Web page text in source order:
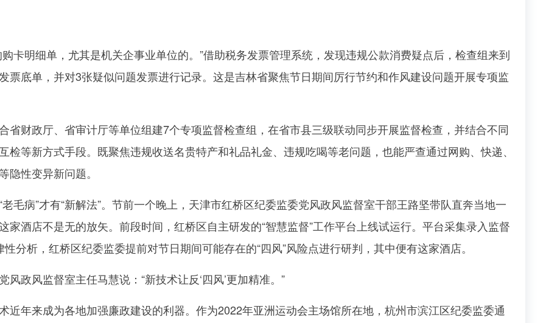
明细单，尤其是机关企事业单位的。”借助税务发票管理系统，发现违规公款消费疑点后，检查组来到
票底单，并对3张疑似问题发票进行记录。这是吉林省聚焦节日期间厉行节约和作风建设问题开展专项监
财政厅、省审计厅等单位组建7个专项监督检查组，在省市县三级联动同步开展监督检查，并结合不同
检等新方式手段。既聚焦违规收送名贵特产和礼品礼金、违规吃喝等老问题，也能严查通过网购、快递、
隐性变异新问题。
病”才有“新解法”。节前一个晚上，天津市红桥区纪委监委党风政风监督室干部王路坚带队直奔当地一
家酒店不是无的放矢。前段时间，红桥区自主研发的“智慧监督”工作平台上线试运行。平台采集录入监督
分析，红桥区纪委监委提前对节日期间可能存在的“四风”风险点进行研判，其中便有这家酒店。
政风监督室主任马慧说：“新技术让反‘四风’更加精准。”
年来成为各地加强廉政建设的利器。作为2022年亚洲运动会主场馆所在地，杭州市滨江区纪委监委通